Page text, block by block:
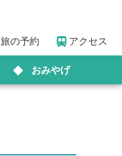
旅の予約 アクセス
おみやげ